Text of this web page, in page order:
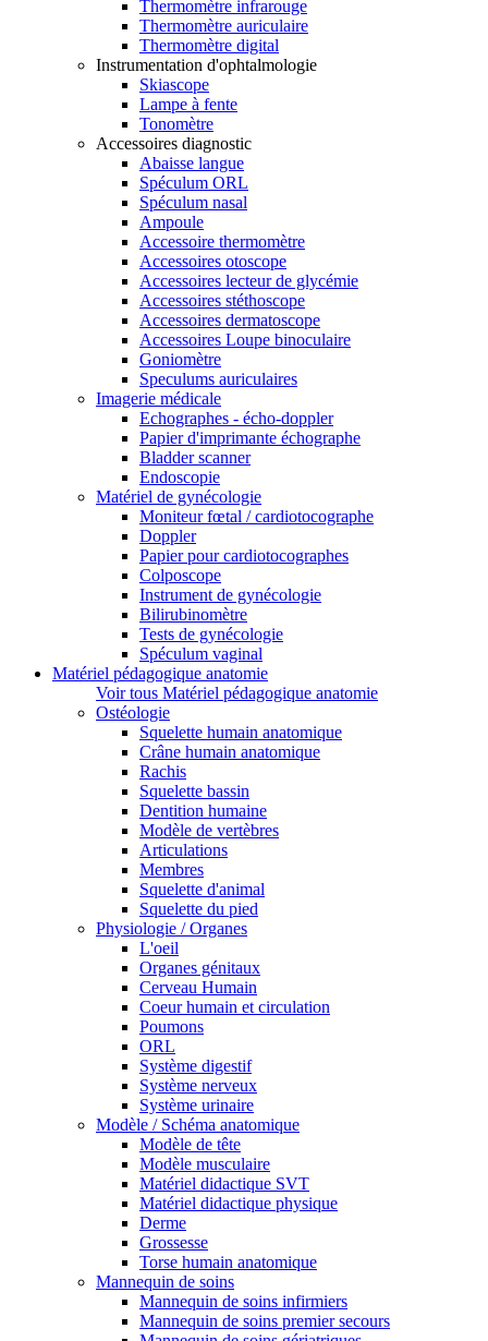
Thermomètre infrarouge
Thermomètre auriculaire
Thermomètre digital
Instrumentation d'ophtalmologie
Skiascope
Lampe à fente
Tonomètre
Accessoires diagnostic
Abaisse langue
Spéculum ORL
Spéculum nasal
Ampoule
Accessoire thermomètre
Accessoires otoscope
Accessoires lecteur de glycémie
Accessoires stéthoscope
Accessoires dermatoscope
Accessoires Loupe binoculaire
Goniomètre
Speculums auriculaires
Imagerie médicale
Echographes - écho-doppler
Papier d'imprimante échographe
Bladder scanner
Endoscopie
Matériel de gynécologie
Moniteur fœtal / cardiotocographe
Doppler
Papier pour cardiotocographes
Colposcope
Instrument de gynécologie
Bilirubinomètre
Tests de gynécologie
Spéculum vaginal
Matériel pédagogique anatomie
Voir tous Matériel pédagogique anatomie
Ostéologie
Squelette humain anatomique
Crâne humain anatomique
Rachis
Squelette bassin
Dentition humaine
Modèle de vertèbres
Articulations
Membres
Squelette d'animal
Squelette du pied
Physiologie / Organes
L'oeil
Organes génitaux
Cerveau Humain
Coeur humain et circulation
Poumons
ORL
Système digestif
Système nerveux
Système urinaire
Modèle / Schéma anatomique
Modèle de tête
Modèle musculaire
Matériel didactique SVT
Matériel didactique physique
Derme
Grossesse
Torse humain anatomique
Mannequin de soins
Mannequin de soins infirmiers
Mannequin de soins premier secours